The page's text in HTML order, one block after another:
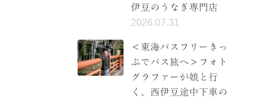
伊豆のうなぎ専門店
2026.07.31
＜東海バスフリーきっ
ぷでバス旅へ＞フォト
グラファーが娘と行
く、西伊豆途中下車の